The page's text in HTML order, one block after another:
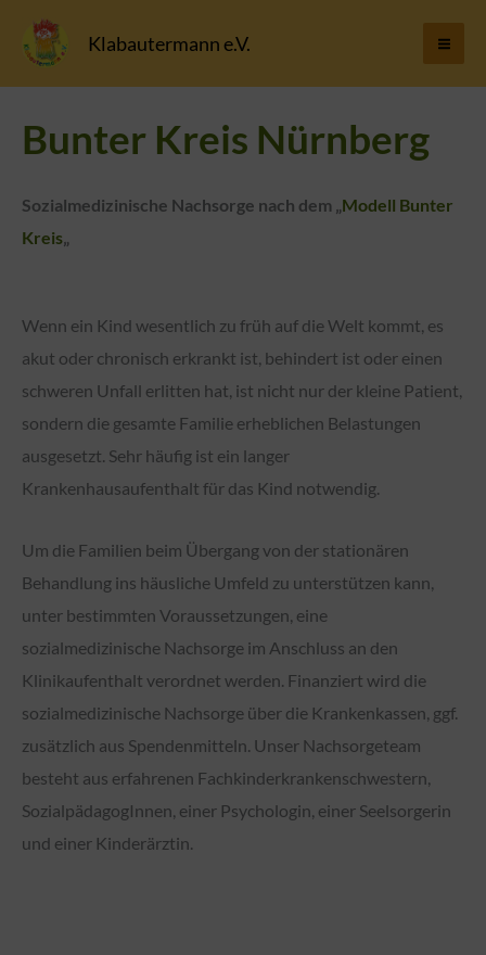
Inhalt
Klabautermann e.V.
Bunter Kreis Nürnberg
Sozialmedizinische Nachsorge nach dem „Modell Bunter
Kreis„
Wenn ein Kind wesentlich zu früh auf die Welt kommt, es
akut oder chronisch erkrankt ist, behindert ist oder einen
schweren Unfall erlitten hat, ist nicht nur der kleine Patient,
sondern die gesamte Familie erheblichen Belastungen
ausgesetzt. Sehr häufig ist ein langer
Krankenhausaufenthalt für das Kind notwendig.
Um die Familien beim Übergang von der stationären
Behandlung ins häusliche Umfeld zu unterstützen kann,
unter bestimmten Voraussetzungen, eine
sozialmedizinische Nachsorge im Anschluss an den
Klinikaufenthalt verordnet werden. Finanziert wird die
sozialmedizinische Nachsorge über die Krankenkassen, ggf.
zusätzlich aus Spendenmitteln. Unser Nachsorgeteam
besteht aus erfahrenen Fachkinderkrankenschwestern,
SozialpädagogInnen, einer Psychologin, einer Seelsorgerin
und einer Kinderärztin.